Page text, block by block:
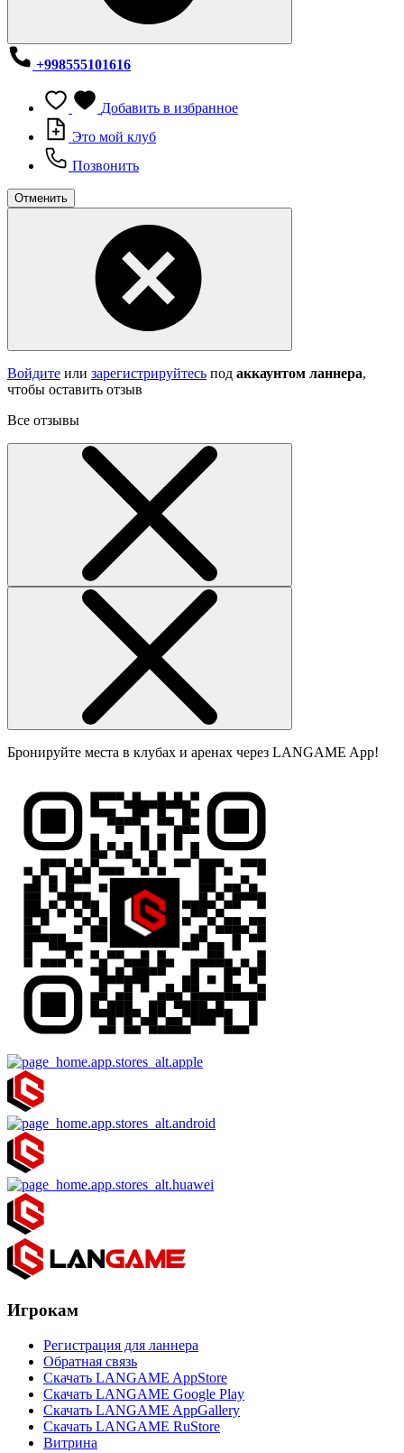
+998555101616
Добавить в избранное
Это мой клуб
Позвонить
Отменить
Войдите или зарегистрируйтесь под аккаунтом ланнера,
чтобы оставить отзыв
Все отзывы
Бронируйте места в клубах и аренах через LANGAME App!
Игрокам
Регистрация для ланнера
Обратная связь
Скачать LANGAME AppStore
Скачать LANGAME Google Play
Скачать LANGAME AppGallery
Скачать LANGAME RuStore
Витрина